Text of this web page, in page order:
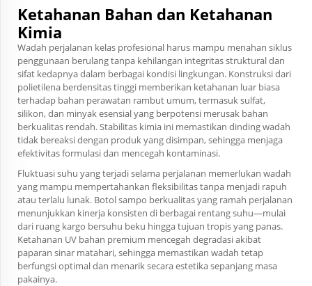
Ketahanan Bahan dan Ketahanan
Kimia
Wadah perjalanan kelas profesional harus mampu menahan siklus
penggunaan berulang tanpa kehilangan integritas struktural dan
sifat kedapnya dalam berbagai kondisi lingkungan. Konstruksi dari
polietilena berdensitas tinggi memberikan ketahanan luar biasa
terhadap bahan perawatan rambut umum, termasuk sulfat,
silikon, dan minyak esensial yang berpotensi merusak bahan
berkualitas rendah. Stabilitas kimia ini memastikan dinding wadah
tidak bereaksi dengan produk yang disimpan, sehingga menjaga
efektivitas formulasi dan mencegah kontaminasi.
Fluktuasi suhu yang terjadi selama perjalanan memerlukan wadah
yang mampu mempertahankan fleksibilitas tanpa menjadi rapuh
atau terlalu lunak. Botol sampo berkualitas yang ramah perjalanan
menunjukkan kinerja konsisten di berbagai rentang suhu—mulai
dari ruang kargo bersuhu beku hingga tujuan tropis yang panas.
Ketahanan UV bahan premium mencegah degradasi akibat
paparan sinar matahari, sehingga memastikan wadah tetap
berfungsi optimal dan menarik secara estetika sepanjang masa
pakainya.